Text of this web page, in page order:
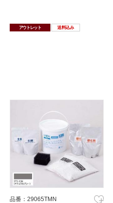
アウトレット 送料込み
品番：29065TMN